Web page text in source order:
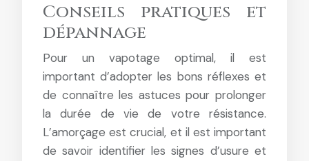
Conseils pratiques et
dépannage
Pour un vapotage optimal, il est
important d’adopter les bons réflexes et
de connaître les astuces pour prolonger
la durée de vie de votre résistance.
L’amorçage est crucial, et il est important
de savoir identifier les signes d’usure et